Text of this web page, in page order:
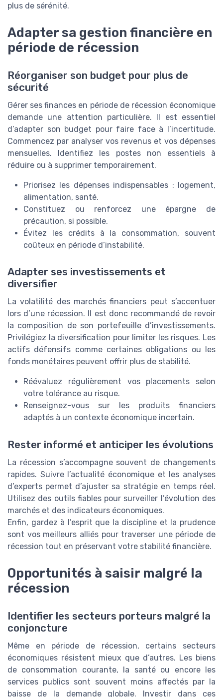
plus de sérénité.
Adapter sa gestion financière en
période de récession
Réorganiser son budget pour plus de
sécurité
Gérer ses finances en période de récession économique
demande une attention particulière. Il est essentiel
d’adapter son budget pour faire face à l’incertitude.
Commencez par analyser vos revenus et vos dépenses
mensuelles. Identifiez les postes non essentiels à
réduire ou à supprimer temporairement.
Priorisez les dépenses indispensables : logement,
alimentation, santé.
Constituez ou renforcez une épargne de
précaution, si possible.
Évitez les crédits à la consommation, souvent
coûteux en période d’instabilité.
Adapter ses investissements et
diversifier
La volatilité des marchés financiers peut s’accentuer
lors d’une récession. Il est donc recommandé de revoir
la composition de son portefeuille d’investissements.
Privilégiez la diversification pour limiter les risques. Les
actifs défensifs comme certaines obligations ou les
fonds monétaires peuvent offrir plus de stabilité.
Réévaluez régulièrement vos placements selon
votre tolérance au risque.
Renseignez-vous sur les produits financiers
adaptés à un contexte économique incertain.
Rester informé et anticiper les évolutions
La récession s’accompagne souvent de changements
rapides. Suivre l’actualité économique et les analyses
d’experts permet d’ajuster sa stratégie en temps réel.
Utilisez des outils fiables pour surveiller l’évolution des
marchés et des indicateurs économiques.
Enfin, gardez à l’esprit que la discipline et la prudence
sont vos meilleurs alliés pour traverser une période de
récession tout en préservant votre stabilité financière.
Opportunités à saisir malgré la
récession
Identifier les secteurs porteurs malgré la
conjoncture
Même en période de récession, certains secteurs
économiques résistent mieux que d’autres. Les biens
de consommation courante, la santé ou encore les
services publics sont souvent moins affectés par la
baisse de la demande globale. Investir dans ces